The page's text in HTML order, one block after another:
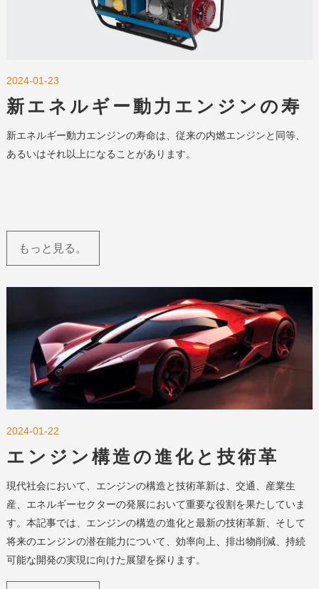
2024-01-23
新エネルギー動力エンジンの寿
命とは？種類・要因・メンテナ
ンスの影響
新エネルギー動力エンジンの寿命は、従来の内燃エンジンと同等、
あるいはそれ以上になることがあります。
もっと見る。
2024-01-22
エンジン構造の進化と技術革
新：効率化・排出削減・持続可
能な未来
現代社会において、エンジンの構造と技術革新は、交通、産業生
産、エネルギーセクターの発展において重要な役割を果たしていま
す。本記事では、エンジンの構造の進化と最新の技術革新、そして
将来のエンジンの潜在能力について、効率向上、排出物削減、持続
可能な開発の実現に向けた展望を探ります。